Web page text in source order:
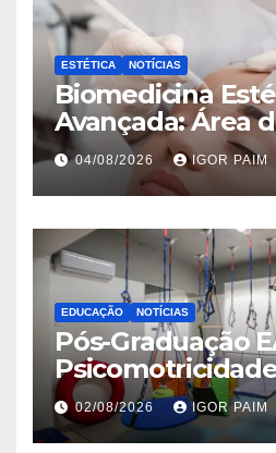
ESTÉTICA NOTÍCIAS
Biomedicina
Avançada: Área
04/08/2026 IGOR PAIM
EDUCAÇÃO NOTÍCIAS
Pós-Graduação
Relacional
02/08/2026 IGOR PAIM